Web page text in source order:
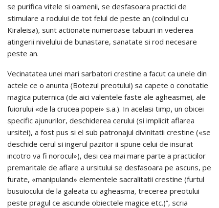
se purifica vitele si oamenii, se desfasoara practici de
stimulare a rodului de tot felul de peste an (colindul cu
Kiraleisa), sunt actionate numeroase tabuuri in vederea
atingerii nivelului de bunastare, sanatate si rod necesare
peste an.
Vecinatatea unei mari sarbatori crestine a facut ca unele din
actele ce o anunta (Botezul preotului) sa capete o conotatie
magica puternica (de aici valentele faste ale agheasmei, ale
fuiorului «de la crucea popei» s.a.). In acelasi timp, un obicei
specific ajunurilor, deschiderea cerului (si implicit aflarea
ursitei), a fost pus si el sub patronajul divinitatii crestine («se
deschide cerul si ingerul pazitor ii spune celui de insurat
incotro va fi norocul»), desi cea mai mare parte a practicilor
premaritale de aflare a ursitului se desfasoara pe ascuns, pe
furate, «manipuland» elementele sacralitatii crestine (furtul
busuiocului de la galeata cu agheasma, trecerea preotului
peste pragul ce ascunde obiectele magice etc.)”, scria